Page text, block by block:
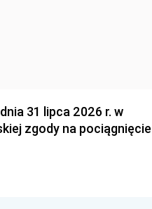
31 lipca 2026 r. w
zgody na pociągnięcie